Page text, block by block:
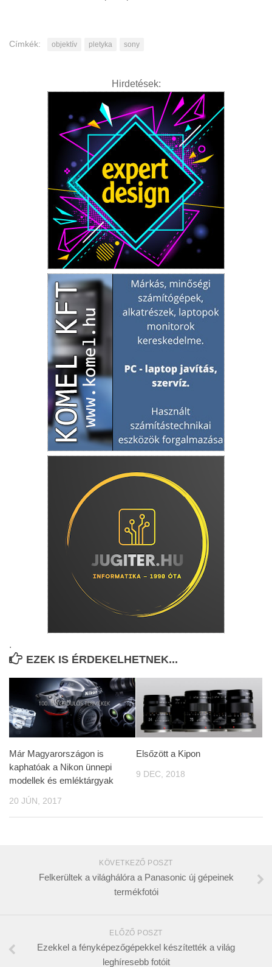
Címkék: objektív pletyka sony
Hirdetések:
.
EZEK IS ÉRDEKELHETNEK...
Már Magyarországon is
kaphatóak a Nikon ünnepi
modellek és emléktárgyak
20 JÚN, 2017
Elsőzött a Kipon
9 DEC, 2018
KÖVETKEZŐ POSZT
Felkerültek a világhálóra a Panasonic új gépeinek
termékfotói
ELŐZŐ POSZT
Ezekkel a fényképezőgépekkel készítették a világ
leghíresebb fotóit